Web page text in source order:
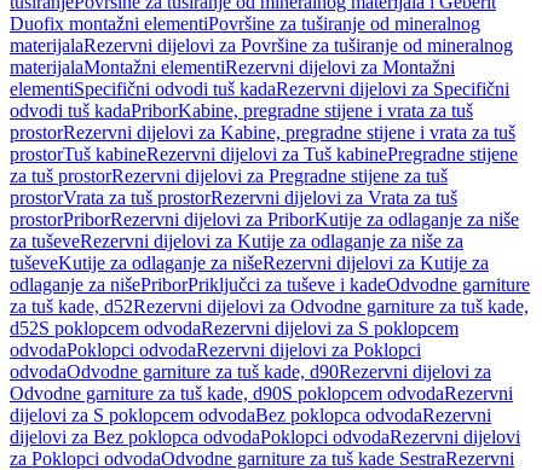
Duofix montažni elementiPovršine za tuširanje od mineralnog
materijalaRezervni dijelovi za Površine za tuširanje od mineralnog
materijalaMontažni elementiRezervni dijelovi za Montažni
elementiSpecifični odvodi tuš kadaRezervni dijelovi za Specifični
odvodi tuš kadaPriborKabine, pregradne stijene i vrata za tuš
prostorRezervni dijelovi za Kabine, pregradne stijene i vrata za tuš
prostorTuš kabineRezervni dijelovi za Tuš kabinePregradne stijene
za tuš prostorRezervni dijelovi za Pregradne stijene za tuš
prostorVrata za tuš prostorRezervni dijelovi za Vrata za tuš
prostorPriborRezervni dijelovi za PriborKutije za odlaganje za niše
za tuševeRezervni dijelovi za Kutije za odlaganje za niše za
tuševeKutije za odlaganje za nišeRezervni dijelovi za Kutije za
odlaganje za nišePriborPriključci za tuševe i kadeOdvodne garniture
za tuš kade, d52Rezervni dijelovi za Odvodne garniture za tuš kade,
d52S poklopcem odvodaRezervni dijelovi za S poklopcem
odvodaPoklopci odvodaRezervni dijelovi za Poklopci
odvodaOdvodne garniture za tuš kade, d90Rezervni dijelovi za
Odvodne garniture za tuš kade, d90S poklopcem odvodaRezervni
dijelovi za S poklopcem odvodaBez poklopca odvodaRezervni
dijelovi za Bez poklopca odvodaPoklopci odvodaRezervni dijelovi
za Poklopci odvodaOdvodne garniture za tuš kade SestraRezervni